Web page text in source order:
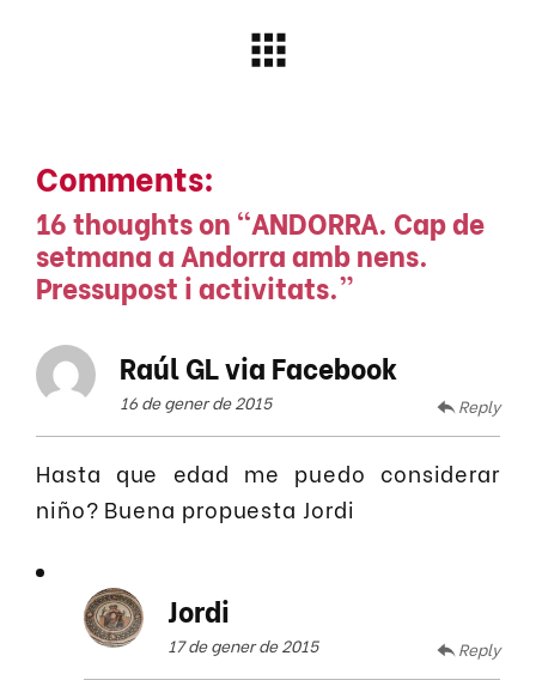
Comments:
16 thoughts on “ANDORRA. Cap de
setmana a Andorra amb nens.
Pressupost i activitats.”
Raúl GL via Facebook
16 de gener de 2015 Reply
Hasta que edad me puedo considerar
niño? Buena propuesta Jordi
Jordi
17 de gener de 2015 Reply